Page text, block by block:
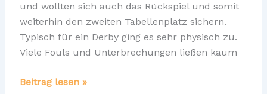
und wollten sich auch das Rückspiel und somit
weiterhin den zweiten Tabellenplatz sichern.
Typisch für ein Derby ging es sehr physisch zu.
Viele Fouls und Unterbrechungen ließen kaum
Hart
Beitrag lesen »